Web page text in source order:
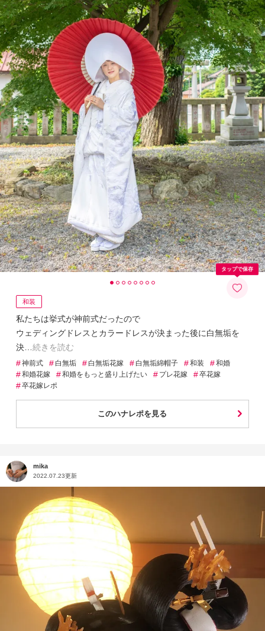
和装
タップで保存
私たちは挙式が神前式だったので
ウェディングドレスとカラードレスが決まった後に白無垢を
決
続きを読む
#神前式 # 白無垢 # 白無垢花嫁 # 白無垢綿帽子 #和装 #和婚
#和婚花嫁 #和婚をもっと盛り上げたい # プレ花嫁 #卒花嫁
#卒花嫁レポ
このハナレポを見る
mika
2022.07.23更新